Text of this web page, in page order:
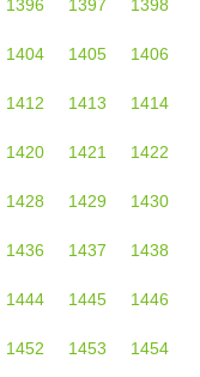
1396 1397 1398
1404 1405 1406
1412 1413 1414
1420 1421 1422
1428 1429 1430
1436 1437 1438
1444 1445 1446
1452 1453 1454